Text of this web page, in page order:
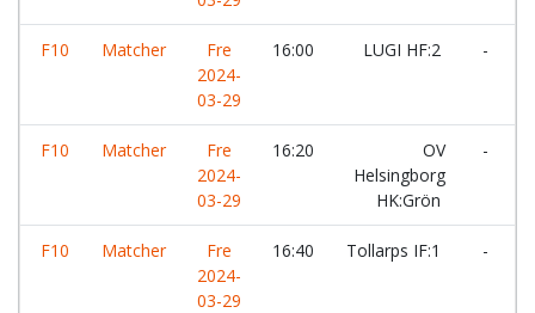
F10 Matcher
Fre
2024-
03-29
16:00 LUGI HF:2 -
F10 Matcher
Fre
2024-
03-29
16:20
OV
Helsingborg
HK:Grön
-
F10 Matcher
Fre
2024-
03-29
16:40 Tollarps IF:1 -